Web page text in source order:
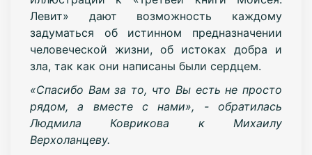
Левит» дают возможность каждому
задуматься об истинном предназначении
человеческой жизни, об истоках добра и
зла, так как они написаны были сердцем.
«Спасибо Вам за то, что Вы есть не просто
рядом, а вместе с нами», - обратилась
Людмила Коврикова к Михаилу
Верхоланцеву.